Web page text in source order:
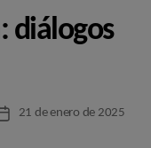
diálogos
Fecha21 de enero de 2025